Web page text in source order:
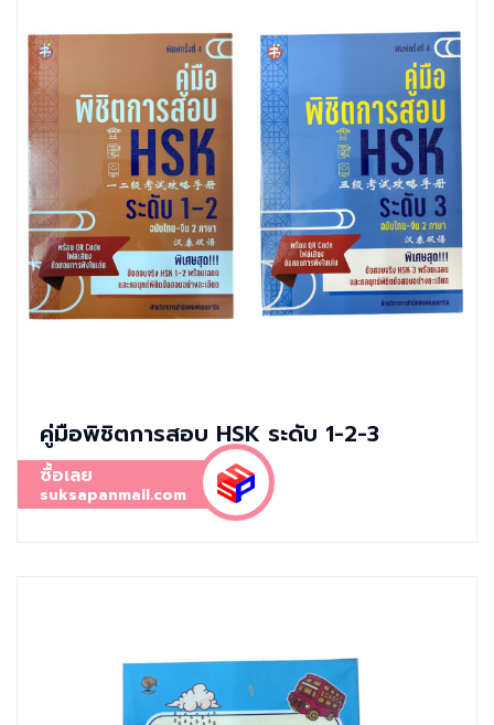
คู่มือพิชิตการสอบ HSK ระดับ 1-2-3
ซื้อเลย
suksapanmall.com